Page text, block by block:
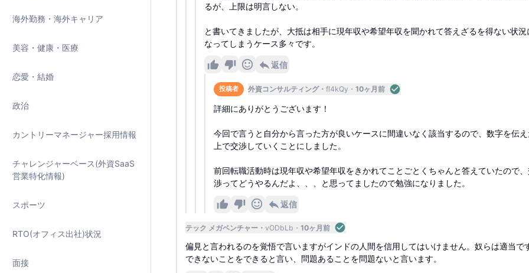
海外勤務・海外キャリア
美容・健康・医療
恋愛・結婚
政治
カントリーマネージャー採用情報
チャレンジャーベース(外資SaaS
営業特化情報)
スポーツ
RTO(オフィス出社)状況
面接
るが、上限は明言しない。
と書いてきましたが、大抵は相手に現年収や希望年収を聞かれて答えざるを得ない状況
なってしまうケース多々です。
返信
投稿者 外資コンサルティング fl4kQy 10ヶ月前
詳細にありがとうございます！
今回で言うと自分から言った方が良いケースに間違いなく該当するので、数字を伝え
上で交渉していくことにしました。
前回転職活動時は現年収や希望年収をきかれてことごとくちゃんと答えていたので
渉ってどうやるんだよ、、、と思ってましたので勉強になりました。
返信
テック メガベンチャー vODbLb 10ヶ月前
偏見と言われるのを覚悟で言いますがインドの人間を信用してはいけません。奴らは適当で
できないことをできると言い、問題あることを問題ないと言います。